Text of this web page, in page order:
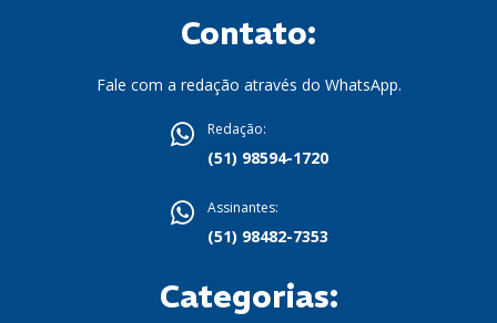
Contato:
Fale com a redação através do WhatsApp.
Redação:
(51) 98594-1720
Assinantes:
(51) 98482-7353
Categorias: